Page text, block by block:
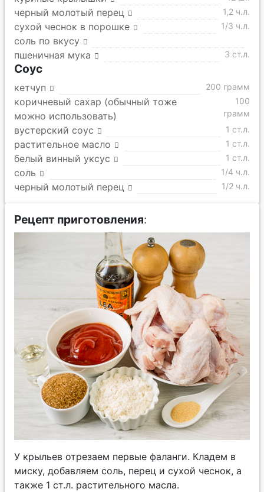
черный молотый перец 1,2 ч.л.
сухой чеснок в порошке 1/3 ч.л.
соль по вкусу
пшеничная мука
3 ст.л.
Соус
кетчуп 200 грамм
коричневый сахар (обычный тоже
можно использовать)
100
грамм
вустерский соус 1 ст.л.
растительное масло 1 ст.л.
белый винный уксус 1 ст.л.
соль 1/4 ч.л.
черный молотый перец 1/2 ч.л.
Рецепт приготовления:
У крыльев отрезаем первые фаланги. Кладем в
миску, добавляем соль, перец и сухой чеснок, а
также 1 ст.л. растительного масла.